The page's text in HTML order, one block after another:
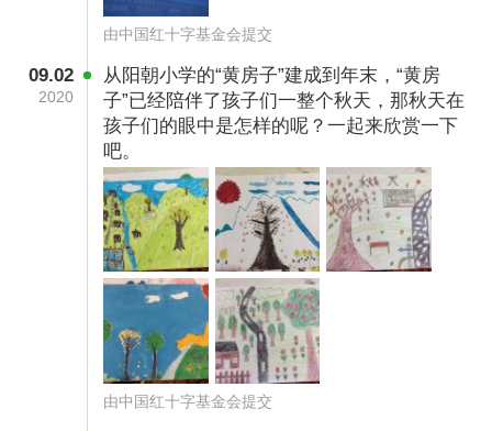
由中国红十字基金会提交
09.02
2020
从阳朝小学的“黄房子”建成到年末，“黄房
子”已经陪伴了孩子们一整个秋天，那秋天在
孩子们的眼中是怎样的呢？一起来欣赏一下
吧。
由中国红十字基金会提交